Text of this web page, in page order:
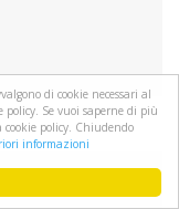
di cookie necessari al
Se vuoi saperne di più
policy. Chiudendo
informazioni